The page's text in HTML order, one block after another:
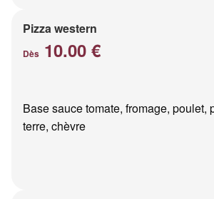
Pizza western
Dès 10.00 €
Base sauce tomate, fromage, poulet,
terre, chèvre